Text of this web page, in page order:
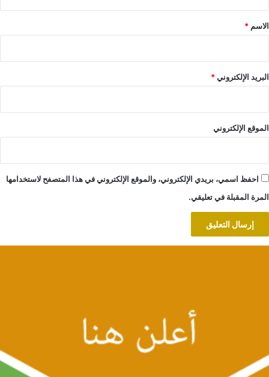
*
الاسم *
البريد الإلكتروني*
الموقع الإلكتروني
احفظ اسمي، بريدي الإلكتروني، والموقع الإلكتروني في هذا المتصفح لاستخدامها
المرة المقبلة في تعليقي.